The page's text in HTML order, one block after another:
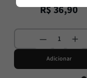
R$36,90
Adicionar